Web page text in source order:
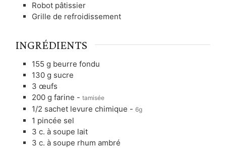
Robot pâtissier
Grille de refroidissement
INGRÉDIENTS
155 g beurre fondu
130 g sucre
3 œufs
200 g farine - tamisée
1/2 sachet levure chimique - 6g
1 pincée sel
3 c. à soupe lait
3 c. à soupe rhum ambré